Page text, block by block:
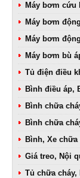
Máy bơm cứu
Máy bơm
Máy bơm
Máy bơm bù
Tủ điện điều
Bình điều áp,
Bình chữa
Bình chữa
Bình, Xe chữa
Giá treo, Nội
Tủ chữa